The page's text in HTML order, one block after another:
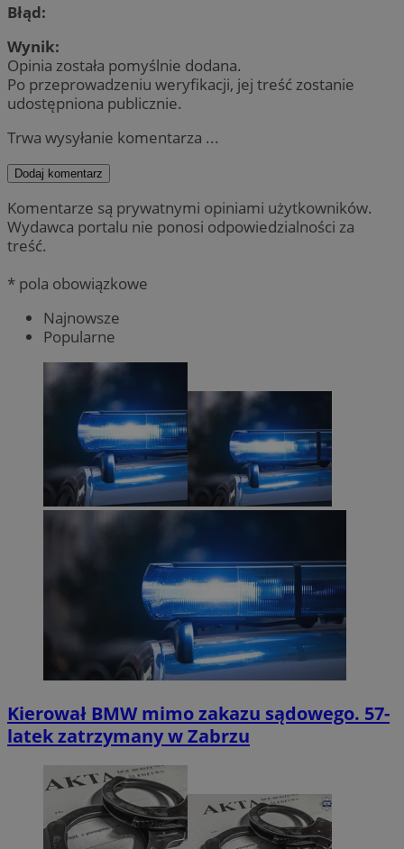
Błąd:
Wynik:
Opinia została pomyślnie dodana.
Po przeprowadzeniu weryfikacji, jej treść zostanie
udostępniona publicznie.
Trwa wysyłanie komentarza ...
Dodaj komentarz
Komentarze są prywatnymi opiniami użytkowników.
Wydawca portalu nie ponosi odpowiedzialności za
treść.
* pola obowiązkowe
Najnowsze
Popularne
Kierował BMW mimo zakazu sądowego. 57-
latek zatrzymany w Zabrzu